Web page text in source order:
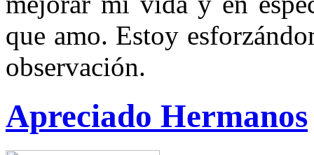
que amo. Estoy
observación.
Apreciado Hermanos